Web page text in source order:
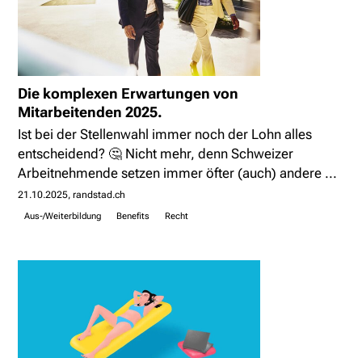
Die komplexen Erwartungen von
Mitarbeitenden 2025.
Ist bei der Stellenwahl immer noch der Lohn alles
entscheidend? 🤔 Nicht mehr, denn Schweizer
Arbeitnehmende setzen immer öfter (auch) andere ...
21.10.2025 randstad.ch
Aus-/Weiterbildung Benefits Recht